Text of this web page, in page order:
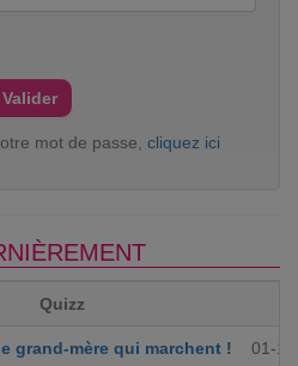
mot de passe, cliquez ici
Quizz
grand-mère qui marchent ! 01-